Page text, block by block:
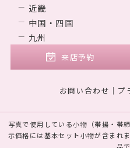
近畿
中国・四国
九州
来店予約
お問い合わせ プ
写真で使用している小物（帯揚・帯
示価格には基本セット小物が含まれ